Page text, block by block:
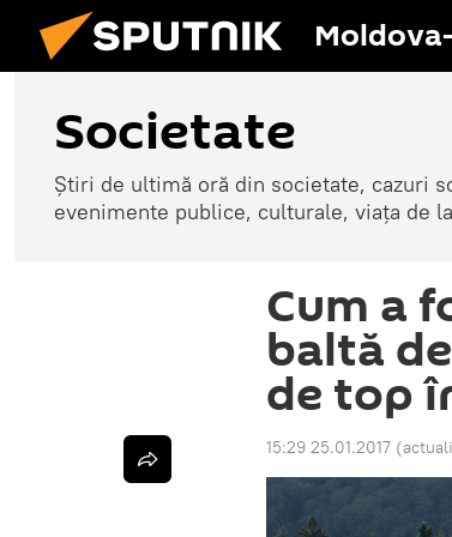
Societate
Știri de ultimă oră din societate, cazuri
evenimente publice, culturale, viața de
Cum a
baltă
de top
15:29 25.01.2017